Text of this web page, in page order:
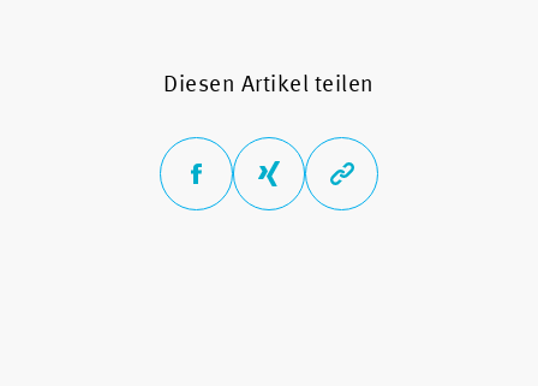
Diesen Artikel teilen